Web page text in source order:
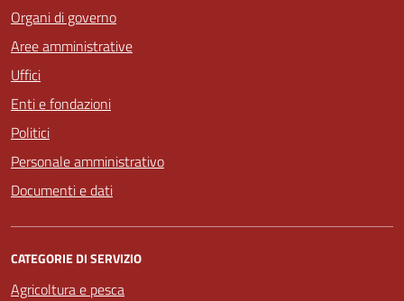
Organi di governo
Aree amministrative
Uffici
Enti e fondazioni
Politici
Personale amministrativo
Documenti e dati
CATEGORIE DI SERVIZIO
Agricoltura e pesca